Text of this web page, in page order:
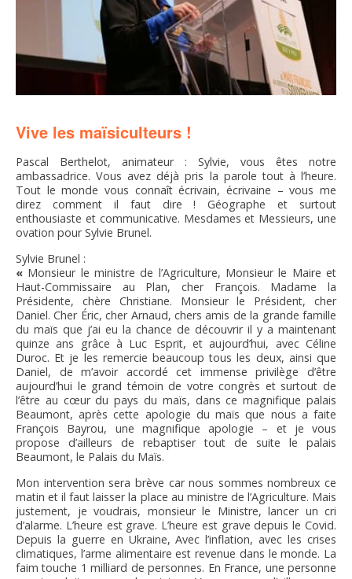
EMPLOI
Vive les maïsiculteurs !
Pascal Berthelot, animateur : Sylvie, vous êtes notre
ambassadrice. Vous avez déjà pris la parole tout à l’heure.
Tout le monde vous connaît écrivain, écrivaine – vous me
direz comment il faut dire ! Géographe et surtout
enthousiaste et communicative. Mesdames et Messieurs, une
ovation pour Sylvie Brunel.
Sylvie Brunel :
« Monsieur le ministre de l’Agriculture, Monsieur le Maire et
Haut-Commissaire au Plan, cher François. Madame la
Présidente, chère Christiane. Monsieur le Président, cher
Daniel. Cher Éric, cher Arnaud, chers amis de la grande famille
du maïs que j’ai eu la chance de découvrir il y a maintenant
quinze ans grâce à Luc Esprit, et aujourd’hui, avec Céline
Duroc. Et je les remercie beaucoup tous les deux, ainsi que
Daniel, de m’avoir accordé cet immense privilège d’être
aujourd’hui le grand témoin de votre congrès et surtout de
l’être au cœur du pays du maïs, dans ce magnifique palais
Beaumont, après cette apologie du maïs que nous a faite
François Bayrou, une magnifique apologie – et je vous
propose d’ailleurs de rebaptiser tout de suite le palais
Beaumont, le Palais du Maïs.
Mon intervention sera brève car nous sommes nombreux ce
matin et il faut laisser la place au ministre de l’Agriculture. Mais
justement, je voudrais, monsieur le Ministre, lancer un cri
d’alarme. L’heure est grave. L’heure est grave depuis le Covid.
Depuis la guerre en Ukraine, Avec l’inflation, avec les crises
climatiques, l’arme alimentaire est revenue dans le monde. La
faim touche 1 milliard de personnes. En France, une personne